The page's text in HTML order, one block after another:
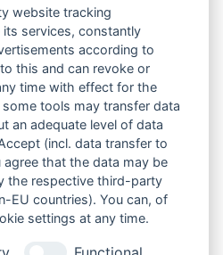
Manege
website tracking
services, constantly
according to
this and can revoke or
time with effect for the
tools may transfer data
an adequate level of data
(incl. data transfer to
that the data may be
the respective third-party
EU countries). You can, of
settings at any time.